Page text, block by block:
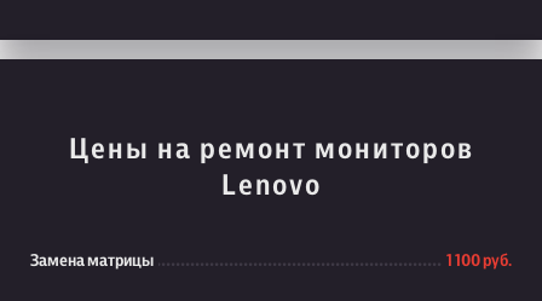
Цены на ремонт мониторов
Lenovo
Замена матрицы 1 100 руб.